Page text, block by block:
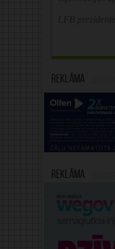
Reklāma
Reklāma